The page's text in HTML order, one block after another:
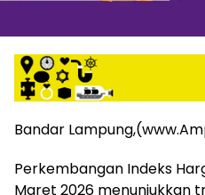
hidup,
hiburan,
bebas
dari
narkoba
dan
Bandar
Perkembangan Indeks
Maret 2026 menunjukkan